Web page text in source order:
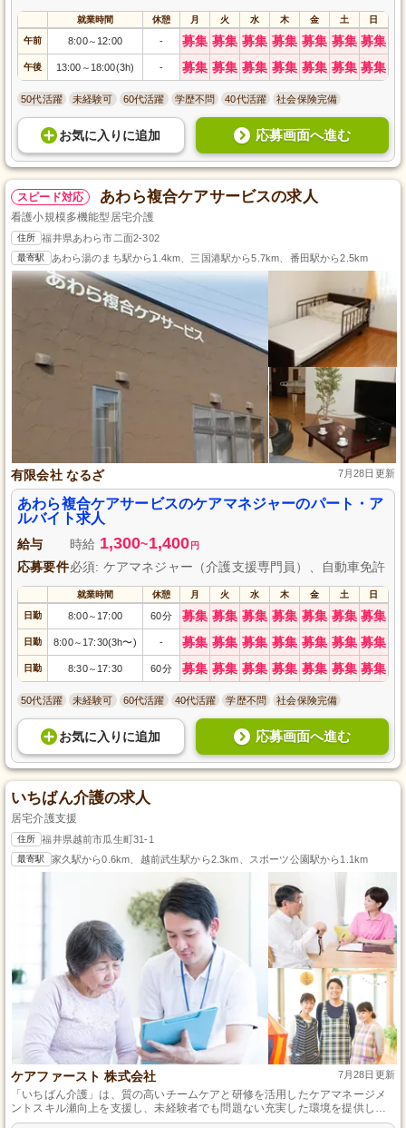
就業時間 休憩 月 火 水 木 金 土 日
午前 8:00～ 12:00 - 募集 募集 募集 募集 募集 募集 募集
午後 13:00 ～ 18:00(3h) - 募集 募集 募集 募集 募集 募集 募集
50代活躍 未経験可 60代活躍 学歴不問 40代活躍 社会保険完備
お気に入り に追加 応募画面へ進む
スピード対応 あわら複合ケアサービスの求人
看護小規模多機能型居宅介護
住所 福井県あわら市二面2-302
最寄駅 あわら湯のまち駅から1.4km、三国港駅から5.7km、番田駅から2.5km
有限会社 なるざ 7月28日更新
あわら複合ケアサービスのケアマネジャーのパート・ア
ルバイト求人
給与 時給 1,300~1,400 円
応募要件必須: ケアマネジャー（介護支援専門員）、自動車免許
就業時間 休憩 月 火 水 木 金 土 日
日勤 8:00～ 17:00 60分 募集 募集 募集 募集 募集 募集 募集
日勤 8:00～ 17:30(3h〜) - 募集 募集 募集 募集 募集 募集 募集
日勤 8:30～ 17:30 60分 募集 募集 募集 募集 募集 募集 募集
50代活躍 未経験可 60代活躍 40代活躍 学歴不問 社会保険完備
お気に入り に追加 応募画面へ進む
いちばん介護の求人
居宅介護支援
住所 福井県越前市瓜生町31-1
最寄駅 家久駅から0.6km、越前武生駅から2.3km、スポーツ公園駅から1.1km
ケアファースト 株式会社 7月28日更新
「いちばん介護」は、質の高いチームケアと研修を活用したケアマネージメ
ントスキル瀬向上を支援し、未経験者でも問題ない充実した環境を提供しま
す。